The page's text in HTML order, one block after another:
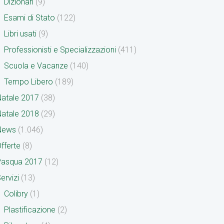
Esami di Stato (122)
Libri usati (9)
Professionisti e Specializzazioni (411)
Scuola e Vacanze (140)
Tempo Libero (189)
2017 (38)
2018 (29)
(1.046)
(8)
2017 (12)
(13)
Colibry (1)
Plastificazione (2)